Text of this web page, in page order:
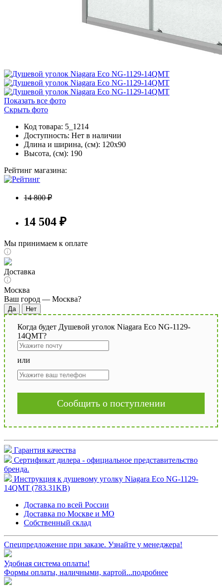
Показать все фото
Скрыть фото
Код товара: 5_1214
Доступность: Нет в наличии
Длина и ширина, (см): 120x90
Высота, (см): 190
Рейтинг магазина:
14 800 ₽
14 504 ₽
Мы принимаем к оплате
Доставка
Москва
Ваш город — Москва?
Когда будет Душевой уголок Niagara Eco NG-1129-
14QMT?
или
Сообщить о поступлении
Гарантия качества
Сертификат дилера - официальное представительство
бренда.
Инструкция к душевому уголку Niagara Eco NG-1129-
14QMT (783.31KB)
Доставка по всей России
Доставка по Москве и МО
Собственный склад
Спецпредложение при заказе. Узнайте у менеджера!
Удобная система оплаты!
Формы оплаты, наличными, картой...подробнее